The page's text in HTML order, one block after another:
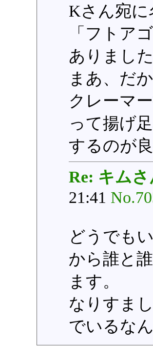
Kさん宛
「フトア
ありまし
まあ、だ
クレーマ
って揚げ
するのが
Re: キムさ
21:41
どうでも
から誰と
ます。
なりすま
でいるな